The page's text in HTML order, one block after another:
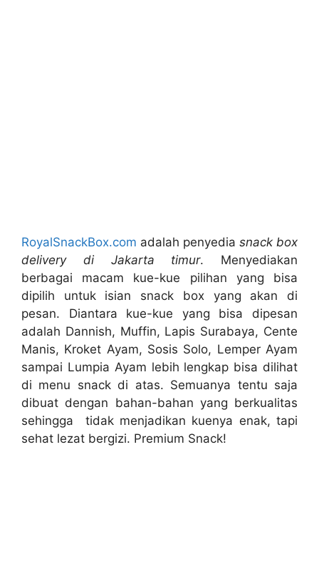
RoyalSnackBox.com adalah penyedia snack box
delivery di Jakarta timur. Menyediakan
berbagai macam kue-kue pilihan yang bisa
dipilih untuk isian snack box yang akan di
pesan. Diantara kue-kue yang bisa dipesan
adalah Dannish, Muffin, Lapis Surabaya, Cente
Manis, Kroket Ayam, Sosis Solo, Lemper Ayam
sampai Lumpia Ayam lebih lengkap bisa dilihat
di menu snack di atas. Semuanya tentu saja
dibuat dengan bahan-bahan yang berkualitas
sehingga tidak menjadikan kuenya enak, tapi
sehat lezat bergizi. Premium Snack!